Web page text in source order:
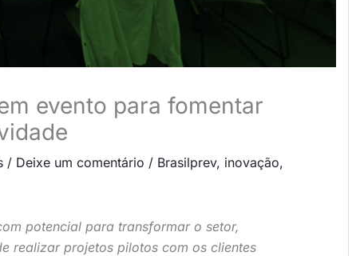
evento para fomentar
/ Deixe um comentário / Brasilprev, inovação,
potencial para transformar o setor,
realizar projetos pilotos com os clientes